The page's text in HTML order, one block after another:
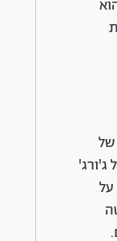
של
ג'ורג'
על